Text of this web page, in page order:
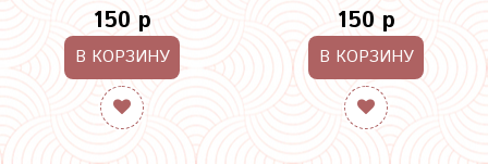
150 р
В КОРЗИНУ
150 р
В КОРЗИНУ